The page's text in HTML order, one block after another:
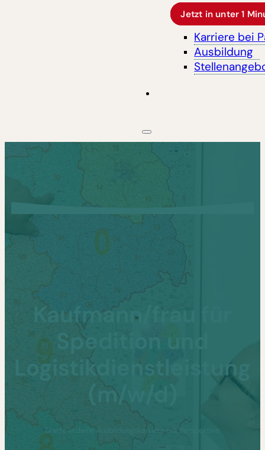
Jetzt in unter 1
Karriere bei
Ausbildung
Kaufmann/frau für
Spedition und
Logistikdienstleistung
(m/w/d)
Starte in deine Ausbildungskarriere mit Perspektive.